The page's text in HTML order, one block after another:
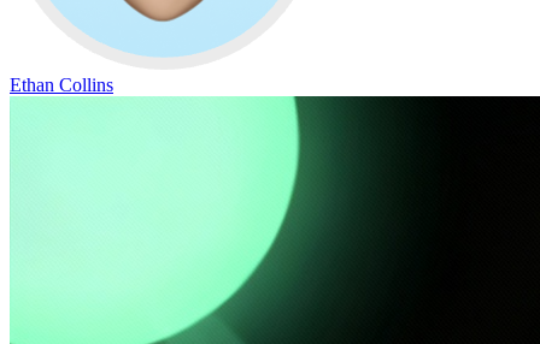
Ethan Collins